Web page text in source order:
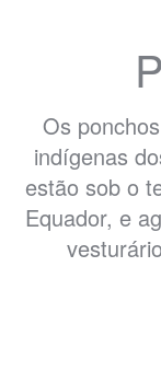
Os
indígenas
estão sob o
Equador, e